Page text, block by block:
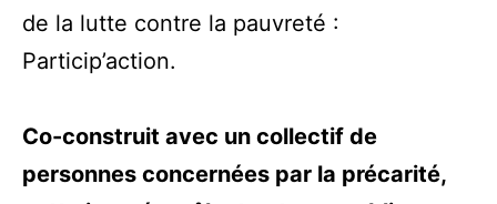
de la lutte contre la pauvreté :
Particip’action.
Co-construit avec un collectif de
personnes concernées par la précarité,